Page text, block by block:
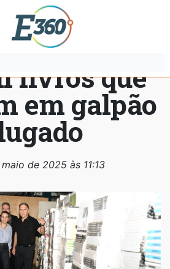
faz
de mais de
livros que
em galpão
de 2025 às 11:13